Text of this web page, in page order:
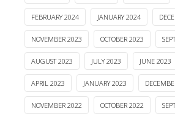
FEBRUARY 2024 JANUARY 2024
NOVEMBER 2023 OCTOBER 2023
AUGUST 2023 JULY 2023 JUNE 2023
APRIL 2023 JANUARY 2023
NOVEMBER 2022 OCTOBER 2022